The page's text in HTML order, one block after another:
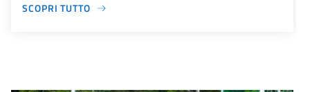
SCOPRI TUTTO